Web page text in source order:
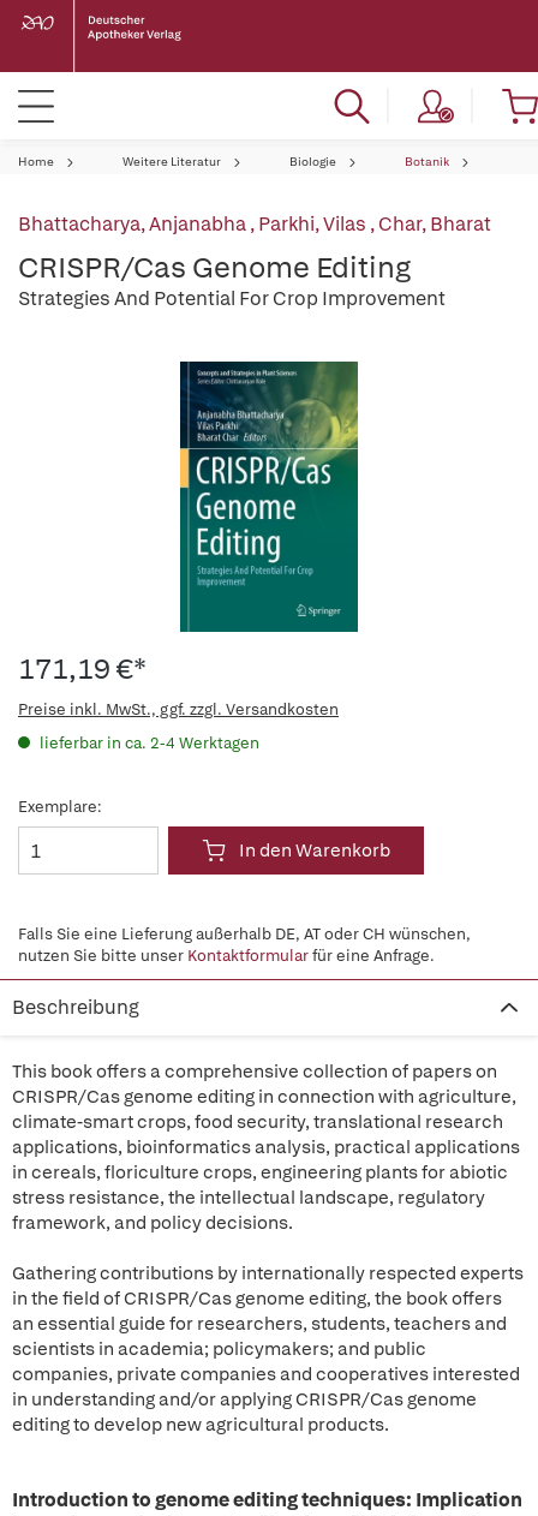
Home Weitere Literatur Biologie Botanik
Bhattacharya, Anjanabha,Parkhi, Vilas ,Char, Bharat
CRISPR/Cas Genome Editing
Strategies And Potential For Crop Improvement
171,19 €*
Preise inkl. MwSt., ggf. zzgl. Versandkosten
lieferbar in ca. 2-4 Werktagen
Exemplare:
In den Warenkorb
Falls Sie eine Lieferung außerhalb DE, AT oder CH wünschen,
nutzen Sie bitte unser Kontaktformularfür eine Anfrage.
Beschreibung
This book offers a comprehensive collection of papers on
CRISPR/Cas genome editing in connection with agriculture,
climate-smart crops, food security, translational research
applications, bioinformatics analysis, practical applications
in cereals, floriculture crops, engineering plants for abiotic
stress resistance, the intellectual landscape, regulatory
framework, and policy decisions.
Gathering contributions by internationally respected experts
in the field of CRISPR/Cas genome editing, the book offers
an essential guide for researchers, students, teachers and
scientists in academia; policymakers; and public
companies, private companies and cooperatives interested
in understanding and/or applying CRISPR/Cas genome
editing to develop new agricultural products.
Introduction to genome editing techniques: Implication